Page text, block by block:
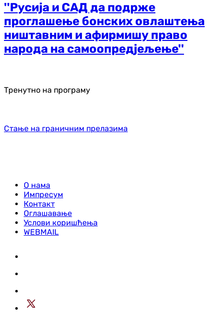
''Русија и САД да подрже
проглашење бонских овлаштења
ништавним и афирмишу право
народа на самоопредјељење''
Тренутно на програму
Стање на граничним прелазима
О нама
Импресум
Контакт
Оглашавање
Услови коришћења
WEBMAIL